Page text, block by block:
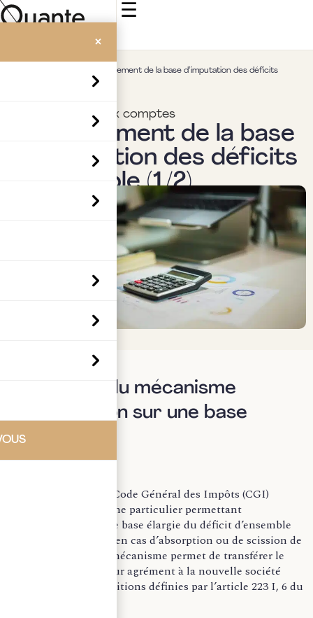
☰
×
Élargissement de la base d’imputation des déficits
Commissariat aux comptes
Élargissement de la base
d’imputation des déficits
d’ensemble (1/2)
I) Principe du mécanisme
d’imputation sur une base
élargie
L’article 223 I, 5 du Code Général des Impôts (CGI)
prévoit un mécanisme particulier permettant
l’imputation sur une base élargie du déficit d’ensemble
d’un ancien groupe en cas d’absorption ou de scission de
la société mère. Ce mécanisme permet de transférer le
déficit d’ensemble sur agrément à la nouvelle société
mère, selon les conditions définies par l’article 223 I, 6 du